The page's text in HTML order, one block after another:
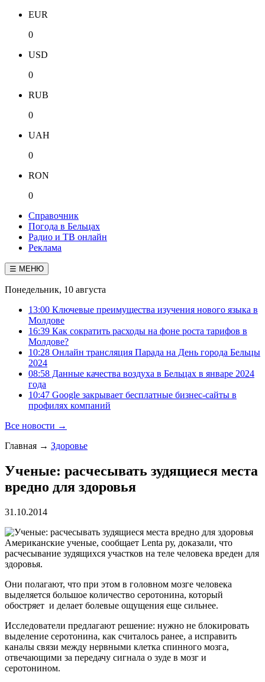
EUR
0
USD
0
RUB
0
UAH
0
RON
0
Справочник
Погода в Бельцах
Радио и ТВ онлайн
Реклама
☰ МЕНЮ
Понедельник, 10 августа
13:00 Ключевые преимущества изучения нового языка в
Молдове
16:39 Как сократить расходы на фоне роста тарифов в
Молдове?
10:28 Онлайн трансляция Парада на День города Бельцы
2024
08:58 Данные качества воздуха в Бельцах в январе 2024
года
10:47 Google закрывает бесплатные бизнес-сайты в
профилях компаний
Все новости →
Главная → Здоровье
Ученые: расчесывать зудящиеся места
вредно для здоровья
31.10.2014
Американские ученые, сообщает Lenta ру, доказали, что
расчесывание зудящихся участков на теле человека вреден для
здоровья.
Они полагают, что при этом в головном мозге человека
выделяется большое количество серотонина, который
обостряет и делает болевые ощущения еще сильнее.
Исследователи предлагают решение: нужно не блокировать
выделение серотонина, как считалось ранее, а исправить
каналы связи между нервными клетка спинного мозга,
отвечающими за передачу сигнала о зуде в мозг и
серотонином.